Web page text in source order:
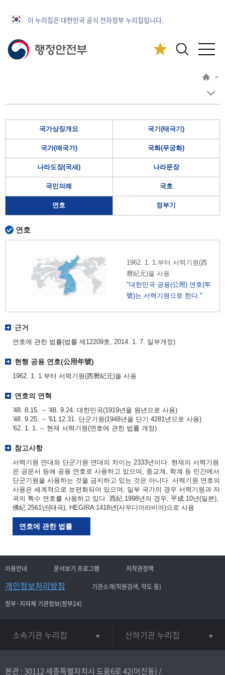
이 누리집은 대한민국 공식 전자정부 누리집입니다.
>
국가상징개요 국기(태극기)
국가(애국가) 국화(무궁화)
나라도장(국새) 나라문장
국민의례 국호
연호 정부기
연호
1962. 1. 1.부터 서력기원(西
曆紀元)을 사용
"대한민국 공용(公用) 연호(年
號)는 서력기원으로 한다."
근거
연호에 관한 법률(법률 제12209호, 2014. 1. 7. 일부개정)
현행 공용 연호(公用年號)
1962. 1. 1.부터 서력기원(西曆紀元)을 사용
연호의 연혁
'48. 8.15. ∼ '48. 9.24. 대한민국(1919년을 원년으로 사용)
'48. 9.25. ∼ '61.12.31. 단군기원(1948년을 단기 4281년으로 사용)
'62. 1. 1. ∼ 현재 서력기원(연호에 관한 법률 개정)
참고사항
서력기원 연대와 단군기원 연대의 차이는 2333년이다. 현재의 서력기원
은 공문서 등에 공용 연호로 사용하고 있으며, 종교계, 학계 등 민간에서
단군기원을 사용하는 것을 금지하고 있는 것은 아니다. 서력기원 연호의
사용은 세계적으로 보편화되어 있으며, 일부 국가의 경우 서력기원과 자
국의 특수 연호를 사용하고 있다. 西紀 1998년의 경우, 平成 10년(일본),
佛紀 2561년(태국), HEGIRA 1418년(사우디아라비아)으로 사용
연호에 관한 법률
이용안내 문서보기 프로그램 저작권정책
개인정보처리방침
기관소개(직원검색, 약도 등)
정부·지자체 기관정보(정부24)
소속기관 누리집 산하기관 누리집
본관 : 30112 세종특별자치시 도움6로 42(어진동) /